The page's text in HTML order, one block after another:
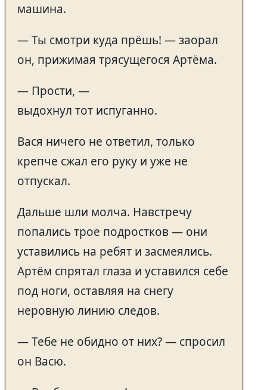
машина.
— Ты смотри куда прёшь! — заорал
он, прижимая трясущегося Артёма.
— Прости, —
выдохнул тот испуганно.
Вася ничего не ответил, только
крепче сжал его руку и уже не
отпускал.
Дальше шли молча. Навстречу
попались трое подростков — они
уставились на ребят и засмеялись.
Артём спрятал глаза и уставился себе
под ноги, оставляя на снегу
неровную линию следов.
— Тебе не обидно от них? — спросил
он Васю.